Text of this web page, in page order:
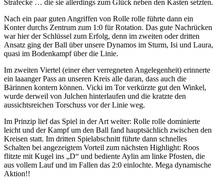
Strafecke … die sie allerdings zum Glück neben den Kasten setzten.
Nach ein paar guten Angriffen von Rolle rolle führte dann ein
Konter durchs Zentrum zum 1:0 für Rotation. Das gute Nachrücken
war hier der Schlüssel zum Erfolg, denn im zweiten oder dritten
Ansatz ging der Ball über unsere Dynamos im Sturm, Isi und Laura,
quasi im Bodenkampf über die Linie.
Im zweiten Viertel (einer eher verregneten Angelegenheit) erinnerte
ein laaanger Pass an unseren Kreis alle daran, dass auch die
Bärinnen kontern können. Vicki im Tor verkürzte gut den Winkel,
wurde derweil von Julchen hinterlaufen und die kratzte den
aussichtsreichen Torschuss vor der Linie weg.
Im Prinzip lief das Spiel in der Art weiter: Rolle rolle dominierte
leicht und der Kampf um den Ball fand hauptsächlich zwischen den
Kreisen statt. Im dritten Spielabschnitt führte dann schnelles
Schalten bei angezeigtem Vorteil zum nächsten Highlight: Roos
flitzte mit Kugel ins „D“ und bediente Aylin am linke Pfosten, die
aus vollem Lauf und im Fallen das 2:0 einlochte. Mega dynamische
Aktion!!